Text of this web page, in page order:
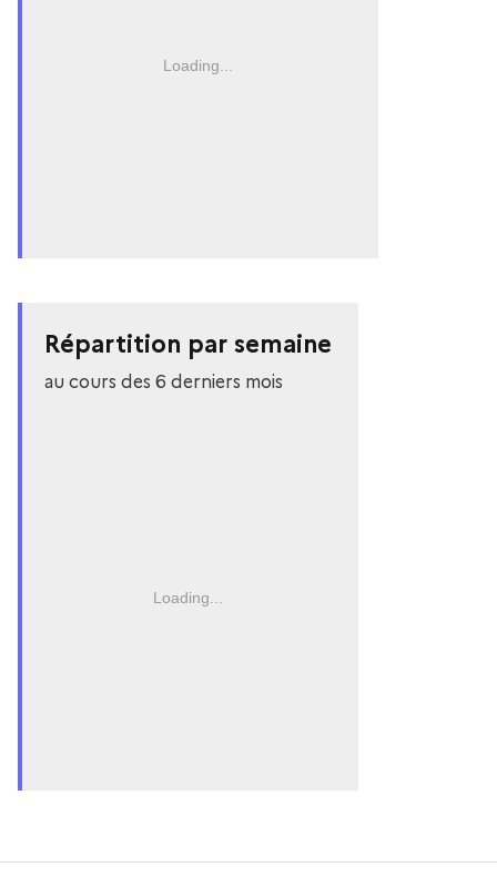
Loading...
Répartition par semaine
au cours des 6 derniers mois
Loading...